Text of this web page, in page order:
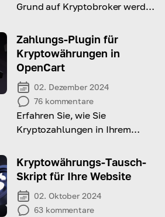
Grund auf Kryptobroker werden
Welt der digitalen
Vermögenswerte profitieren.
Zahlungs-Plugin für
Kryptowährungen in
OpenCart
02. Dezember 2024
76 kommentare
Erfahren Sie, wie Sie
Kryptozahlungen in Ihrem
einfachen Erweiterung
aktivieren und Ihren Kunden so
sichere und schnelle
Transaktionen gewährleisten.
Kryptowährungs-Tausch-
Skript für Ihre Website
02. Oktober 2024
63 kommentare